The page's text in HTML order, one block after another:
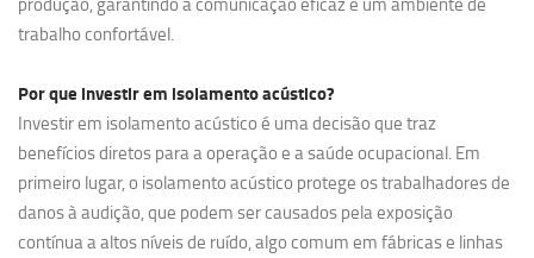
trabalho confortável.
Por que investir em isolamento acústico?
Investir em isolamento acústico é uma decisão que traz
benefícios diretos para a operação e a saúde ocupacional. Em
primeiro lugar, o isolamento acústico protege os trabalhadores de
danos à audição, que podem ser causados pela exposição
contínua a altos níveis de ruído, algo comum em fábricas e linhas